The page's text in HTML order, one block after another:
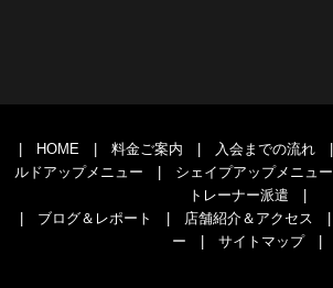
HOME 料金ご案内 入会までの流れ
ルドアップメニュー
シェイプアップメニュー
トレーナー派遣
ブログ＆レポート 店舗紹介＆アクセス
ー
サイトマップ|